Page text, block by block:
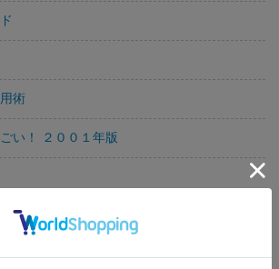
術
い！ ２００１年版
自衛隊“本土防衛”
利ワザ”１４０Ｗｉｎｄｏｗｓ Ｍｅ対応